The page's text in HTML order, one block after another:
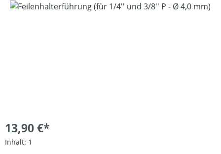
Bildergalerie überspringen
13,90 €*
Inhalt: 1